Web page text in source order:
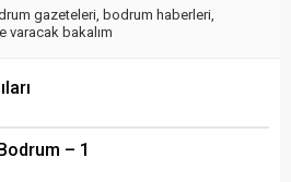
gazeteleri, bodrum haberleri,
varacak bakalım
– 1